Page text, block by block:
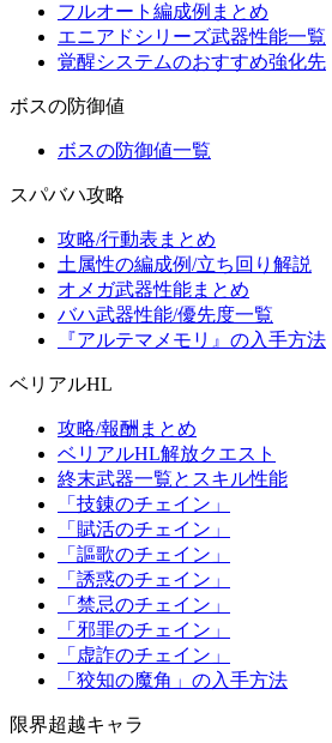
フルオート編成例まとめ
エニアドシリーズ武器性能一覧
覚醒システムのおすすめ強化先
ボスの防御値
ボスの防御値一覧
スパバハ攻略
攻略/行動表まとめ
土属性の編成例/立ち回り解説
オメガ武器性能まとめ
バハ武器性能/優先度一覧
『アルテマメモリ』の入手方法
ベリアルHL
攻略/報酬まとめ
ベリアルHL解放クエスト
終末武器一覧とスキル性能
「技錬のチェイン」
「賦活のチェイン」
「謳歌のチェイン」
「誘惑のチェイン」
「禁忌のチェイン」
「邪罪のチェイン」
「虚詐のチェイン」
「狡知の魔角」の入手方法
限界超越キャラ